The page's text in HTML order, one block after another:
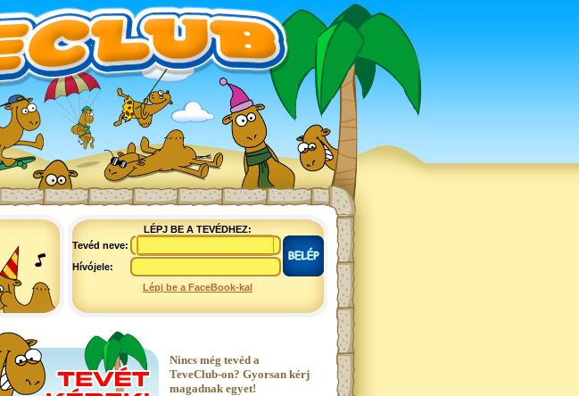
LÉPJ BE A TEVÉDHEZ:
Tevéd neve:
Hívójele:
Lépj be a FaceBook-kal
Nincs még tevéd a
TeveClub-on? Gyorsan kérj
magadnak egyet!